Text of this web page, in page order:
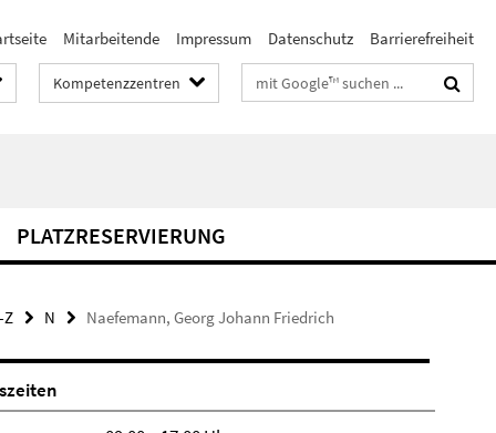
Mitarbeitende Impressum Datenschutz Barrierefreiheit
Kompetenzzentren Suchbegriffe
PLATZRESERVIERUNG
Z N Naefemann, Georg Johann Friedrich